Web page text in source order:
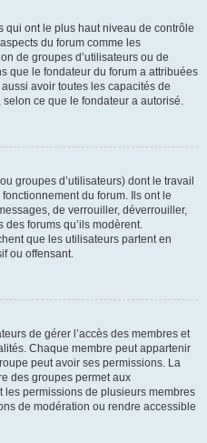
qui ont le plus haut niveau de contrôle
du forum comme les
de groupes d’utilisateurs ou de
que le fondateur du forum a attribuées
avoir toutes les capacités de
ce que le fondateur a autorisé.
groupes d’utilisateurs) dont le travail
du forum. Ils ont le
de verrouiller, déverrouiller,
forums qu’ils modèrent.
que les utilisateurs partent en
ou offensant.
de gérer l’accès des membres et
Chaque membre peut appartenir
peut avoir ses permissions. La
des groupes permet aux
permissions de plusieurs membres
de modération ou rendre accessible